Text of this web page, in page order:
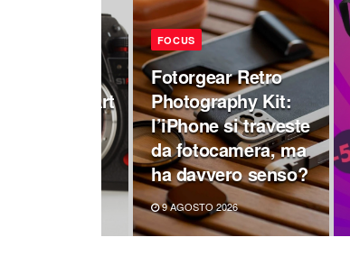
Sigma Art
FOCUS
Fotorgear Retro
Photography Kit:
l’iPhone si traveste
da fotocamera, ma
ha davvero senso?
9 AGOSTO 2026